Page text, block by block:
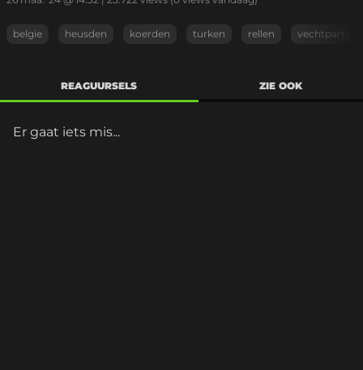
belgie heusden koerden turken rellen vechtpartij
REAGUURSELS ZIE OOK
Er gaat iets mis...